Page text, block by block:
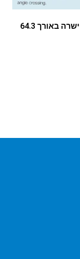
מסילה ישרה באורך 64.3